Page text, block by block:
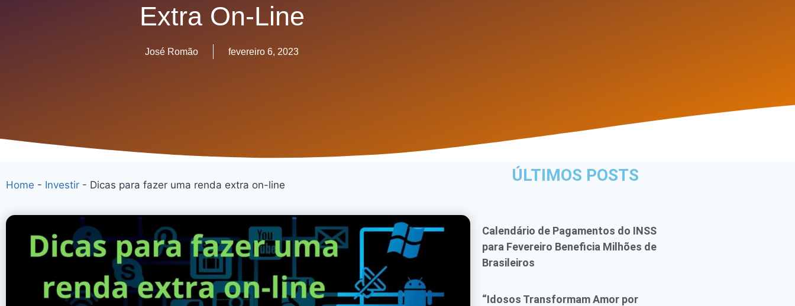
Extra On-Line
José Romão fevereiro 6, 2023
Home - Investir - Dicas para fazer uma renda extra on-line ÚLTIMOS POSTS
Calendário de Pagamentos do INSS
para Fevereiro Beneficia Milhões de
Brasileiros
“Idosos Transformam Amor por